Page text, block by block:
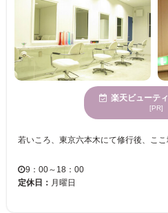
楽天ビューテ
[PR]
9：00～18：00
定休日： 月曜日